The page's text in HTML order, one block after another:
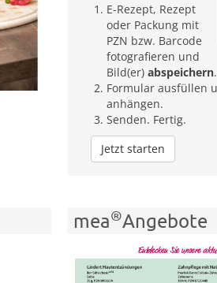
E-Rezept, Rezept
oder Packung mit
PZN bzw. Barcode
fotografieren und
Bild(er)abspeichern.
Formular ausfüllen
anhängen.
Senden. Fertig.
Jetzt starten
mea®Angebote